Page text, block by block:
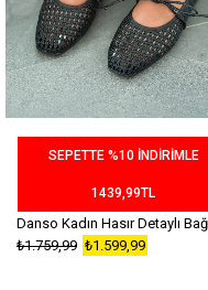
SEPETTE %10 İNDİRİMLE
1439,99TL
₺1.599,99
₺1.759,99